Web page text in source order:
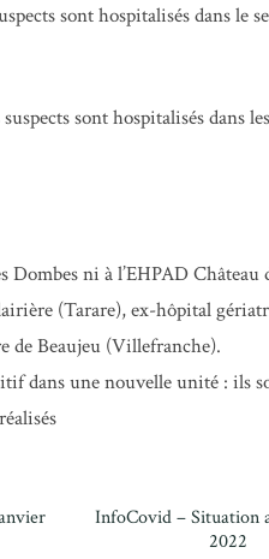
sont hospitalisés dans le
sont hospitalisés dans
ni à l’EHPAD Château
(Tarare), ex-hôpital
de Beaujeu (Villefranche).
dans une nouvelle unité : ils
InfoCovid – Situation
2022